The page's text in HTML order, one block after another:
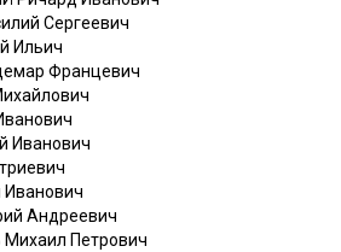
Сергеевич
Ильич
Францевич
Иванович
Андреевич
Петрович